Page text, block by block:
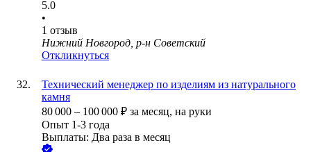
5.0
•
1 отзыв
Нижний Новгород, р-н Советский
Откликнуться
Технический менеджер по изделиям из натурального
камня
80 000 – 100 000 ₽ за месяц, на руки
Опыт 1-3 года
Выплаты: Два раза в месяц